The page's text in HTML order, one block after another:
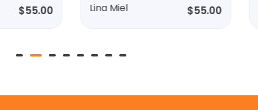
$55.00 Lina Miel $55.00